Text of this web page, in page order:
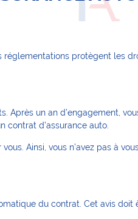
réglementations protègent les
Après un an d’engagement,
d’assurance auto.
Ainsi, vous n’avez pas à
du contrat. Cet avis doit